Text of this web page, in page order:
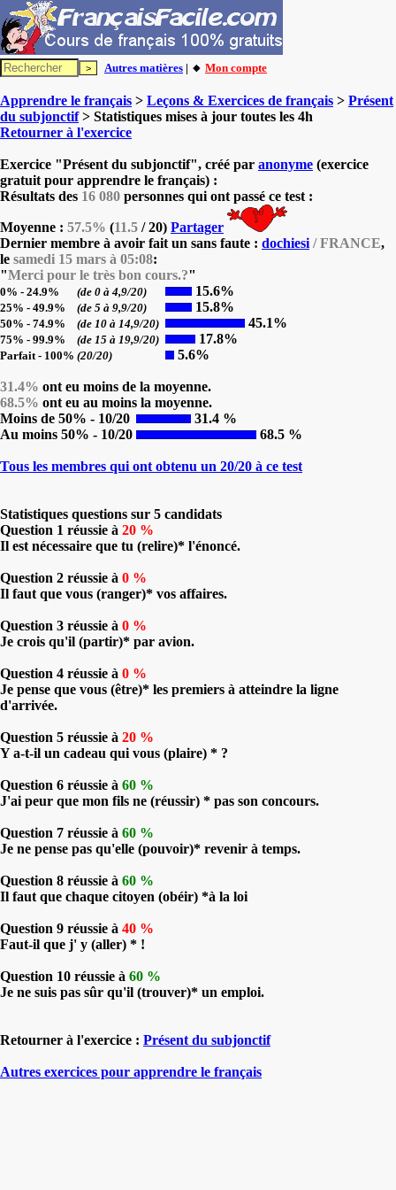
Autres matières | 🔸 Mon compte
Apprendre le français > Leçons & Exercices de français > Présent
du subjonctif> Statistiques mises à jour toutes les 4h
Retourner à l'exercice
Exercice "Présent du subjonctif", créé par anonyme (exercice
gratuit pour apprendre le français) :
Résultats des 16 080 personnes qui ont passé ce test :
Moyenne : 57.5% (11.5 / 20) Partager
Dernier membre à avoir fait un sans faute : dochiesi / FRANCE,
le samedi 15 mars à 05:08:
"Merci pour le très bon cours.?"
0% - 24.9% (de 0 à 4,9/20) 15.6%
25% - 49.9% (de 5 à 9,9/20) 15.8%
50% - 74.9% (de 10 à 14,9/20) 45.1%
75% - 99.9% (de 15 à 19,9/20) 17.8%
Parfait - 100% (20/20) 5.6%
31.4% ont eu moins de la moyenne.
68.5% ont eu au moins la moyenne.
Moins de 50% - 10/20
31.4 %
Au moins 50% - 10/20
68.5 %
Tous les membres qui ont obtenu un 20/20 à ce test
Statistiques questions sur 5 candidats
Question 1 réussie à 20 %
Il est nécessaire que tu (relire)* l'énoncé.
Question 2 réussie à 0 %
Il faut que vous (ranger)* vos affaires.
Question 3 réussie à 0 %
Je crois qu'il (partir)* par avion.
Question 4 réussie à 0 %
Je pense que vous (être)* les premiers à atteindre la ligne
d'arrivée.
Question 5 réussie à 20 %
Y a-t-il un cadeau qui vous (plaire) * ?
Question 6 réussie à 60 %
J'ai peur que mon fils ne (réussir) * pas son concours.
Question 7 réussie à 60 %
Je ne pense pas qu'elle (pouvoir)* revenir à temps.
Question 8 réussie à 60 %
Il faut que chaque citoyen (obéir) *à la loi
Question 9 réussie à 40 %
Faut-il que j' y (aller) * !
Question 10 réussie à 60 %
Je ne suis pas sûr qu'il (trouver)* un emploi.
Retourner à l'exercice : Présent du subjonctif
Autres exercices pour apprendre le français